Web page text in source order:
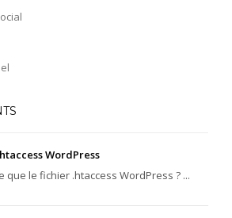
WordPress
que le fichier .htaccess WordPress ? ...